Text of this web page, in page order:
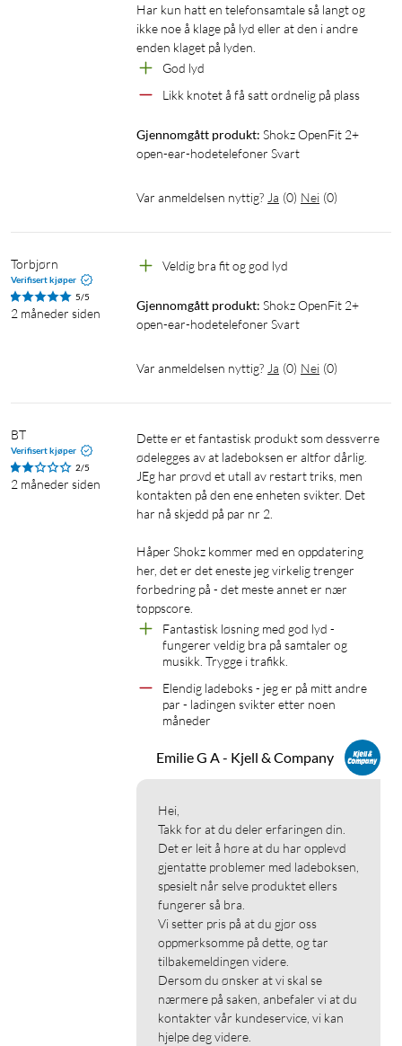
Modell: SHOKZ T921
Høyttalertype: Air conduction transducer
Woofer-følsomhet: 96,5 dB ± 2,5 dB
Mikrofon-følsomhet: -38 dB ± 1 dB
Bluetooth-versjon: 5.4
Lydprofiler: A2DP, AVRCP, HFP
Lydkodek: AAC, SBC
Materialer, ladeetui: PC
Ladespenning: 5 V ± 5 %
Frekvensbånd: 2402–2480 MHz
Minimum batterikapasitet, ørestykker: 56 mAh
Minimum batterikapasitet, ladeetui: 600 mAh
Lyttetid: opptil 11 t uten etui, opptil 48 t med etui
Standby-tid: opptil 270 dager
Ladetid i etui: 60 min
Hurtiglading: 10 min gir 2 t lyttetid
IP-klasse, ørestykker: IP55 (ladeetuiet er ikke vannbestandig)
USB-C- til USB-C-ladekabel
Har kun hatt en telefonsamtale så langt og
ikke noe å klage på lyd eller at den i andre
enden klaget på lyden.
God lyd
Likk knotet å få satt ordnelig på plass
Gjennomgått produkt: Shokz OpenFit 2+
open-ear-hodetelefoner Svart
Var anmeldelsen nyttig? Ja (0) Nei (0)
Torbjørn
Verifisert kjøper
5/5
2 måneder siden
Veldig bra fit og god lyd
Gjennomgått produkt: Shokz OpenFit 2+
open-ear-hodetelefoner Svart
Var anmeldelsen nyttig? Ja (0) Nei (0)
BT
Verifisert kjøper
2/5
2 måneder siden
Dette er et fantastisk produkt som dessverre
ødelegges av at ladeboksen er altfor dårlig.
JEg har prøvd et utall av restart triks, men
kontakten på den ene enheten svikter. Det
har nå skjedd på par nr 2.
Håper Shokz kommer med en oppdatering
her, det er det eneste jeg virkelig trenger
forbedring på - det meste annet er nær
toppscore.
Fantastisk løsning med god lyd -
fungerer veldig bra på samtaler og
musikk. Trygge i trafikk.
Elendig ladeboks - jeg er på mitt andre
par - ladingen svikter etter noen
måneder
Emilie G A - Kjell & Company
Hei,
Takk for at du deler erfaringen din.
Det er leit å høre at du har opplevd
gjentatte problemer med ladeboksen,
spesielt når selve produktet ellers
fungerer så bra.
Vi setter pris på at du gjør oss
oppmerksomme på dette, og tar
tilbakemeldingen videre.
Dersom du ønsker at vi skal se
nærmere på saken, anbefaler vi at du
kontakter vår kundeservice, vi kan
hjelpe deg videre.